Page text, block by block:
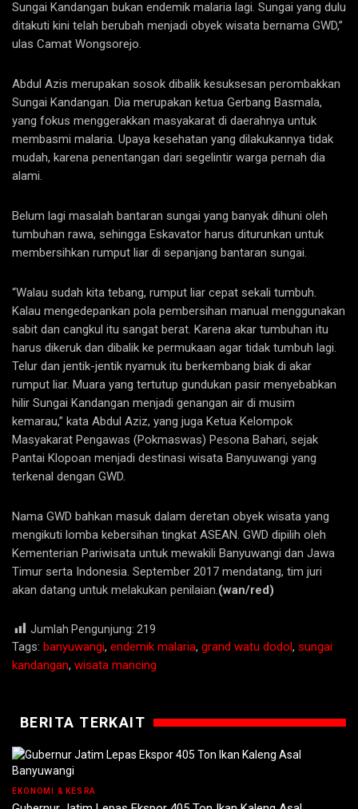
Sungai Kandangan bukan endemik malaria lagi. Sungai yang dulu
ditakuti kini telah berubah menjadi obyek wisata bernama GWD,”
ulas Camat Wongsorejo.
Abdul Azis merupakan sosok dibalik kesuksesan perombakkan
Sungai Kandangan. Dia merupakan ketua Gerbang Basmala,
yang fokus menggerakkan masyakarat di daerahnya untuk
membasmi malaria. Upaya kesehatan yang dilakukannya tidak
mudah, karena penentangan dari segelintir warga pernah dia
alami.
Belum lagi masalah bantaran sungai yang banyak dihuni oleh
tumbuhan rawa, sehingga Eskavator harus diturunkan untuk
membersihkan rumput liar di sepanjang bantaran sungai.
“Walau sudah kita tebang, rumput liar cepat sekali tumbuh.
Kalau mengedepankan pola pembersihan manual menggunakan
sabit dan cangkul itu sangat berat. Karena akar tumbuhan itu
harus dikeruk dan dibalik ke permukaan agar tidak tumbuh lagi.
Telur dan jentik-jentik nyamuk itu berkembang biak di akar
rumput liar. Muara yang tertutup gundukan pasir menyebabkan
hilir Sungai Kandangan menjadi genangan air di musim
kemarau,” kata Abdul Aziz, yang juga Ketua Kelompok
Masyakarat Pengawas (Pokmaswas) Pesona Bahari, sejak
Pantai Klopoan menjadi destinasi wisata Banyuwangi yang
terkenal dengan GWD.
Nama GWD bahkan masuk dalam deretan obyek wisata yang
mengikuti lomba kebersihan tingkat ASEAN. GWD dipilih oleh
Kementerian Pariwisata untuk mewakili Banyuwangi dan Jawa
Timur serta Indonesia. September 2017 mendatang, tim juri
akan datang untuk melakukan penilaian.(wan/red)
Jumlah Pengunjung: 219
Tags: banyuwangi, endemik malaria, grand watu dodol, sungai
kandangan, wisata mancing
BERITA TERKAIT
EKONOMI & KESRA